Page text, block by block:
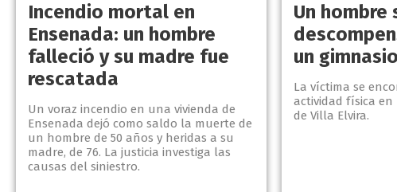
Incendio mortal en
Ensenada: un hombre
falleció y su madre fue
rescatada
Un voraz incendio en una vivienda de
Ensenada dejó como saldo la muerte de
un hombre de 50 años y heridas a su
madre, de 76. La justicia investiga las
causas del siniestro.
Un hombre
un
La víctima se
actividad física
de Villa Elvira.